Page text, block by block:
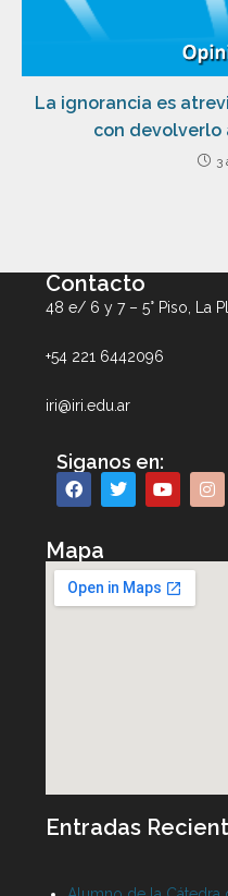
La ignorancia es
con devolverlo
3
Contacto
48 e/ 6 y 7 – 5° Piso, La
+54 221 6442096
iri@iri.edu.ar
Siganos en:
Mapa
Entradas